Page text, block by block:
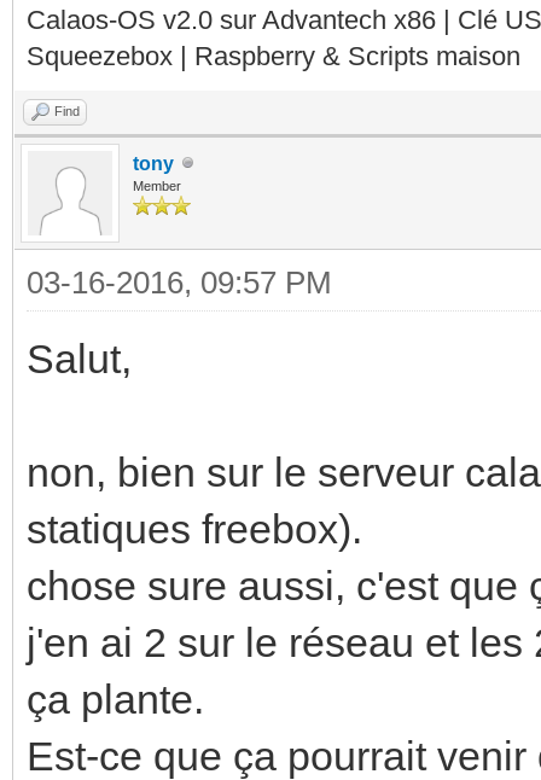
Calaos-OS v2.0 sur Advantech x86 | Clé
Squeezebox | Raspberry & Scripts maison
Find
tony
Member
03-16-2016, 09:57 PM
Salut,
non, bien sur le serveur
statiques freebox).
chose sure aussi, c'est que
j'en ai 2 sur le réseau et
ça plante.
Est-ce que ça pourrait